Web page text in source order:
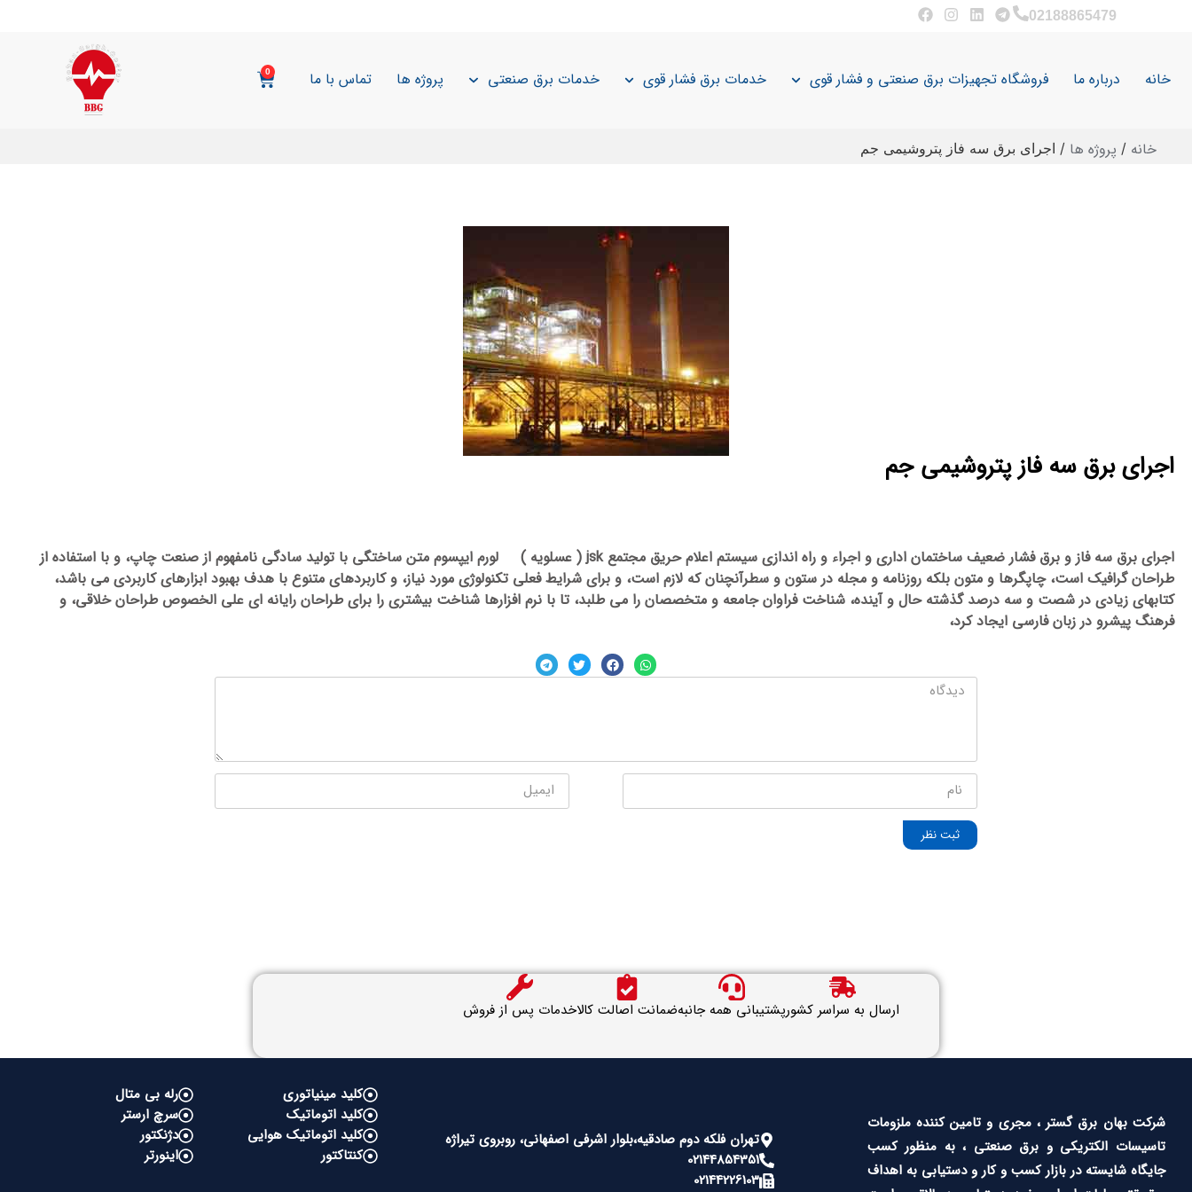
02188865479
خانه درباره ما فروشگاه تجهیزات برق صنعتی و فشار قوی خدمات برق فشار قوی خدمات برق صنعتی پروژه ها تماس با ما 0
خانه / پروژه ها / اجرای برق سه فاز پتروشیمی جم
اجرای برق سه فاز پتروشیمی جم
اجرای برق سه فاز و برق فشار ضعیف ساختمان اداری و اجراء و راه اندازی سیستم اعلام حریق مجتمع jsk ( عسلویه ) لورم ایپسوم متن ساختگی با تولید سادگی نامفهوم از صنعت چاپ، و با استفاده از
طراحان گرافیک است، چاپگرها و متون بلکه روزنامه و مجله در ستون و سطرآنچنان که لازم است، و برای شرایط فعلی تکنولوژی مورد نیاز، و کاربردهای متنوع با هدف بهبود ابزارهای کاربردی می باشد،
کتابهای زیادی در شصت و سه درصد گذشته حال و آینده، شناخت فراوان جامعه و متخصصان را می طلبد، تا با نرم افزارها شناخت بیشتری را برای طراحان رایانه ای علی الخصوص طراحان خلاقی، و
فرهنگ پیشرو در زبان فارسی ایجاد کرد،
ثبت نظر
ارسال به سراسر کشورپشتیبانی همه جانبهضمانت اصالت کالاخدمات پس از فروش
شرکت بهان برق گستر ، مجری و تامین کننده ملزومات
تاسیسات الکتریکی و برق صنعتی ، به منظور کسب
جایگاه شایسته در بازار کسب و کار و دستیابی به اهداف
تهران فلکه دوم صادقیه،بلوار اشرفی اصفهانی، روبروی تیراژه
02144854351
02144226103
کلید مینیاتوری
کلید اتوماتیک
کلید اتوماتیک هوایی
کنتاکتور
رله بی متال
سرچ ارستر
دژنکتور
اینورتر